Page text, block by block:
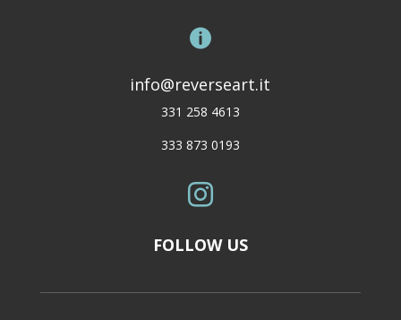

info@reverseart.it
331 258 4613
333 873 0193

FOLLOW US